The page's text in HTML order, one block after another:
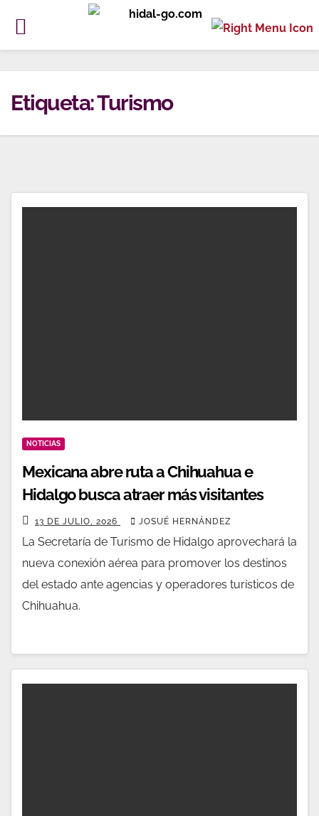
contenido
Etiqueta:Turismo
NOTICIAS
Mexicana abre ruta a Chihuahua e
Hidalgo busca atraer más visitantes
13 DE JULIO, 2026 JOSUÉ HERNÁNDEZ
La Secretaría de Turismo de Hidalgo aprovechará la
nueva conexión aérea para promover los destinos
del estado ante agencias y operadores turísticos de
Chihuahua.